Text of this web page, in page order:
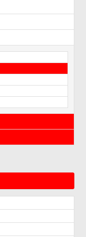
wird.
bitten
!!!